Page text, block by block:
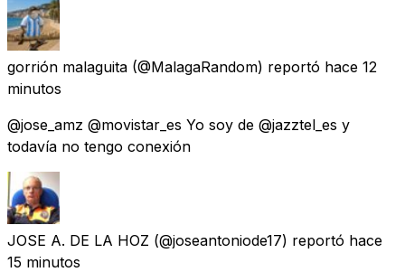
gorrión malaguita (@MalagaRandom) reportó hace 12
minutos
@jose_amz @movistar_es Yo soy de @jazztel_es y
todavía no tengo conexión
JOSE A. DE LA HOZ (@joseantoniode17) reportó hace
15 minutos